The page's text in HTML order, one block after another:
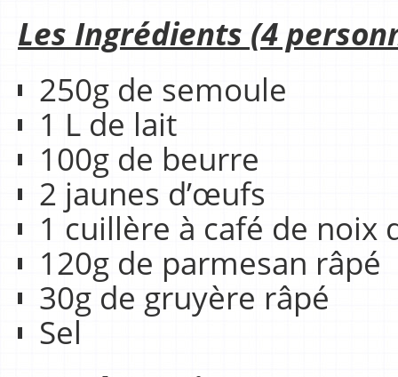
Les Ingrédients (4
250g de semoule
1 L de lait
100g de beurre
2 jaunes d’œufs
1 cuillère à café de noix
120g de parmesan râpé
30g de gruyère râpé
Sel